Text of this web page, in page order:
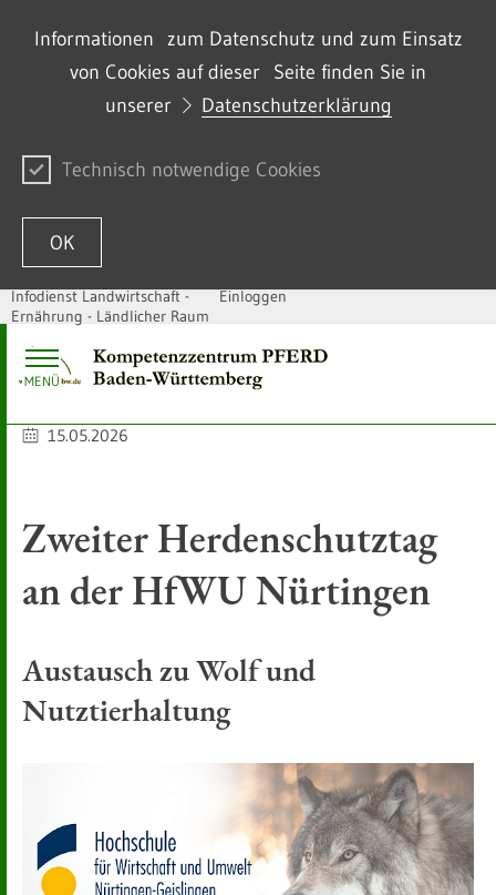
Informationen zum Datenschutz und zum Einsatz
von Cookies auf dieser Seite finden Sie in
unserer
Datenschutzerklärung
Technisch notwendige Cookies
OK
Zum Inhalt springen
Infodienst Landwirtschaft -
Ernährung - Ländlicher Raum
Einloggen
MENÜ
15.05.2026
Zweiter Herdenschutztag
an der HfWU Nürtingen
Austausch zu Wolf und
Nutztierhaltung